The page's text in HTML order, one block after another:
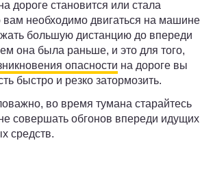
дороге становится или стала
вам необходимо двигаться на машине
большую дистанцию до впереди
она была раньше, и это для того,
опасности на дороге вы
быстро и резко затормозить.
во время тумана старайтесь
совершать обгонов впереди идущих
средств.